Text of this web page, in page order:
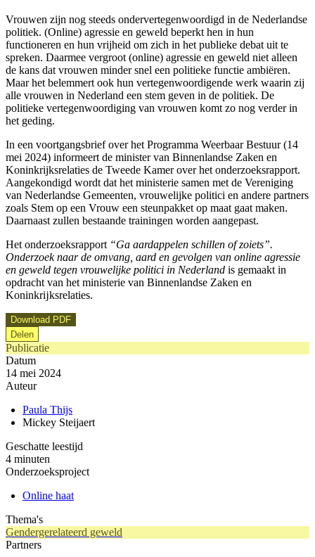
Vrouwen zijn nog steeds ondervertegenwoordigd in de Nederlandse
politiek. (Online) agressie en geweld beperkt hen in hun
functioneren en hun vrijheid om zich in het publieke debat uit te
spreken. Daarmee vergroot (online) agressie en geweld niet alleen
de kans dat vrouwen minder snel een politieke functie ambiëren.
Maar het belemmert ook hun vertegenwoordigende werk waarin zij
alle vrouwen in Nederland een stem geven in de politiek. De
politieke vertegenwoordiging van vrouwen komt zo nog verder in
het geding.
In een voortgangsbrief over het Programma Weerbaar Bestuur (14
mei 2024) informeert de minister van Binnenlandse Zaken en
Koninkrijksrelaties de Tweede Kamer over het onderzoeksrapport.
Aangekondigd wordt dat het ministerie samen met de Vereniging
van Nederlandse Gemeenten, vrouwelijke politici en andere partners
zoals Stem op een Vrouw een steunpakket op maat gaat maken.
Daarnaast zullen bestaande trainingen worden aangepast.
Het onderzoeksrapport “Ga aardappelen schillen of zoiets”.
Onderzoek naar de omvang, aard en gevolgen van online agressie
en geweld tegen vrouwelijke politici in Nederland is gemaakt in
opdracht van het ministerie van Binnenlandse Zaken en
Koninkrĳksrelaties.
Download PDF
Delen
Publicatie
Datum
14 mei 2024
Auteur
Paula Thijs
Mickey Steijaert
Geschatte leestijd
4 minuten
Onderzoeksproject
Online haat
Thema's
Gendergerelateerd geweld
Partners